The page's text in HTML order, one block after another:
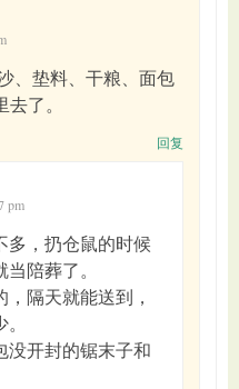
、垫料、干粮、面包
了。
回复
pm
多，扔仓鼠的时候
陪葬了。
隔天就能送到，
没开封的锯末子和